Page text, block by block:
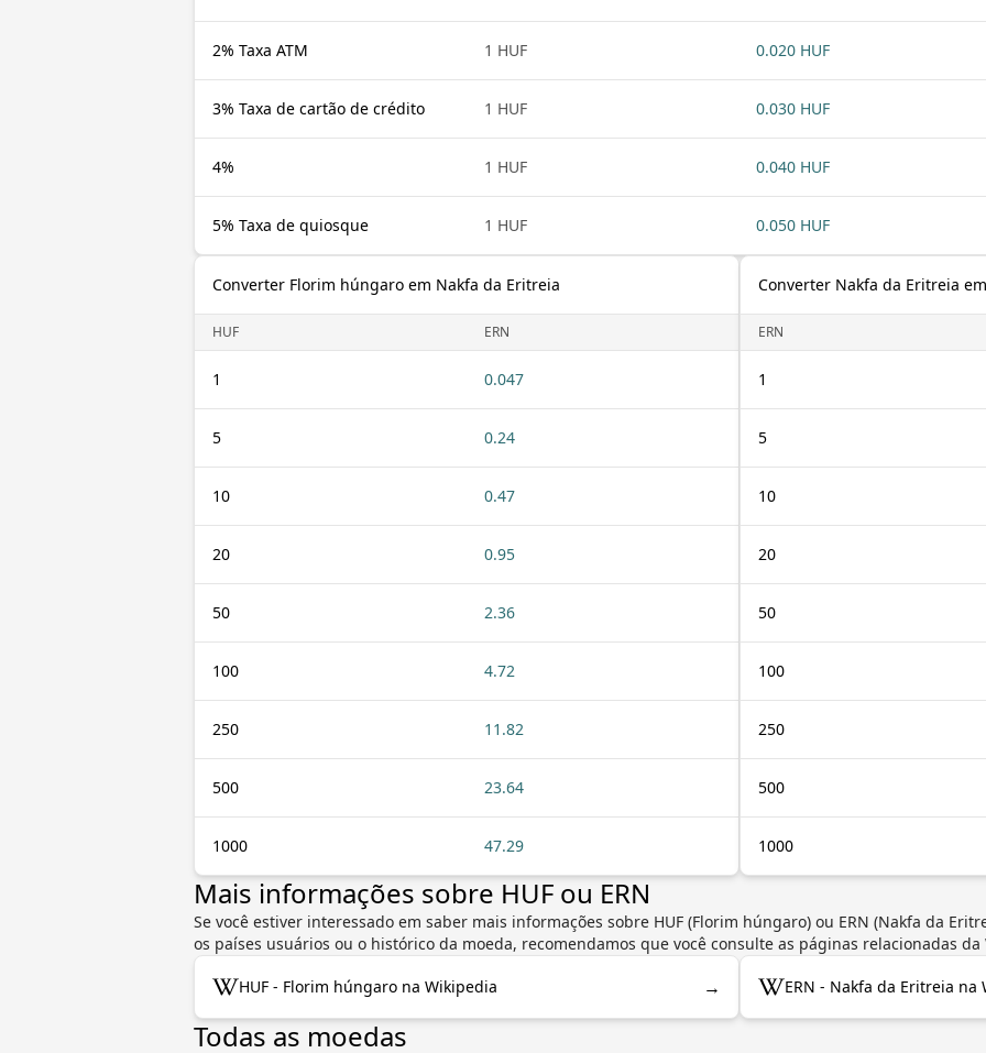
2% Taxa ATM 1 HUF 0.020 HUF
3% Taxa de cartão de crédito 1 HUF 0.030 HUF
4% 1 HUF 0.040 HUF
5% Taxa de quiosque 1 HUF 0.050 HUF
Converter Florim húngaro em Nakfa da Eritreia
HUF ERN
1 0.047
5 0.24
10 0.47
20 0.95
50 2.36
100 4.72
250 11.82
500 23.64
1000 47.29
Converter Nakfa da Eritreia
ERN
1
5
10
20
50
100
250
500
1000
Mais informações sobre HUF ou ERN
Se você estiver interessado em saber mais informações sobre HUF (Florim húngaro) ou ERN (Nakfa da
os países usuários ou o histórico da moeda, recomendamos que você consulte as páginas relacionadas da
HUF - Florim húngaro na Wikipedia → ERN - Nakfa da Eritreia na
Todas as moedas